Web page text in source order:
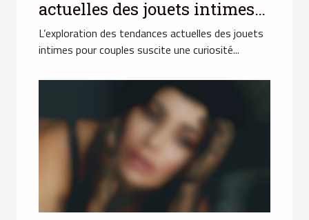
actuelles des jouets intimes
pour couples
L’exploration des tendances actuelles des jouets
intimes pour couples suscite une curiosité...